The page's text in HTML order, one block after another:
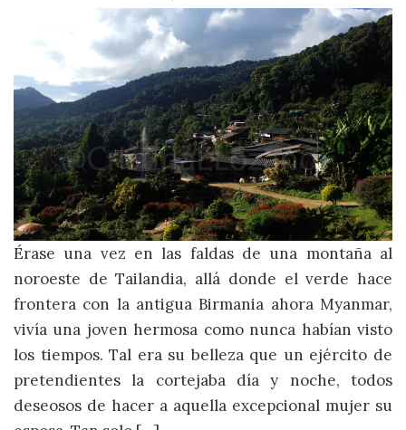
Érase una vez en las faldas de una montaña al
noroeste de Tailandia, allá donde el verde hace
frontera con la antigua Birmania ahora Myanmar,
vivía una joven hermosa como nunca habían visto
los tiempos. Tal era su belleza que un ejército de
pretendientes la cortejaba día y noche, todos
deseosos de hacer a aquella excepcional mujer su